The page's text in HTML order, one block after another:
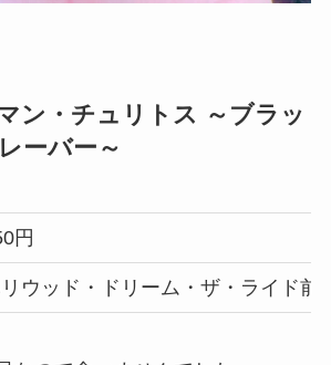
ン・チュリトス ～ブラッ
ーバー～
円
ウッド・ドリーム・ザ・ライド